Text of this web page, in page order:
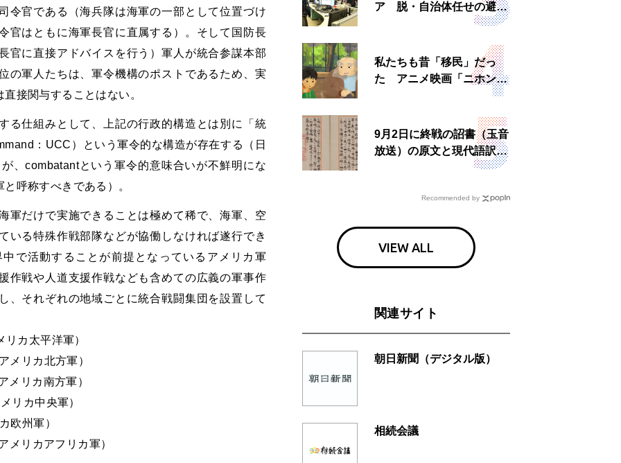
令官である（海兵隊は海軍の一部として位置づけ
官はともに海軍長官に直属する）。そして国防長
官に直接アドバイスを行う）軍人が統合参謀本部
の軍人たちは、軍令機構のポストであるため、実
接関与することはない。
る仕組みとして、上記の行政的構造とは別に「統
：UCC）という軍令的な構造が存在する（日
、combatantという軍令的意味合いが不鮮明にな
呼称すべきである）。
軍だけで実施できることは極めて稀で、海軍、空
いる特殊作戦部隊などが協働しなければ遂行でき
で活動することが前提となっているアメリカ軍
作戦や人道支援作戦なども含めての広義の軍事作
、それぞれの地域ごとに統合戦闘集団を設置して
カ太平洋軍）
メリカ北方軍）
メリカ南方軍）
リカ中央軍）
欧州軍）
メリカアフリカ軍）
ア 脱・自治体任せの避難
所運営、被災者への温かい
私たちも昔「移民」だっ
た アニメ映画「ニホンジ
9月2日に終戦の詔書（玉音
放送）の原文と現代語訳を
読む もう一つの「終戦の
Recommended by
VIEW ALL
関連サイト
朝日新聞（デジタル版）
相続会議